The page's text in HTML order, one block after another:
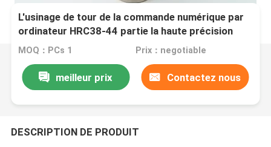
L'usinage de tour de la commande numérique par
ordinateur HRC38-44 partie la haute précision
40CR matérielle
MOQ：PCs 1 Prix：negotiable
meilleur prix Contactez nous
DESCRIPTION DE PRODUIT